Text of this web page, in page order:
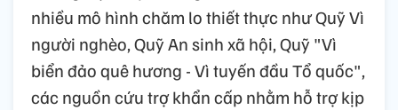
nhiều mô hình chăm lo thiết thực như Quỹ Vì
người nghèo, Quỹ An sinh xã hội, Quỹ "Vì
biển đảo quê hương - Vì tuyến đầu Tổ quốc",
các nguồn cứu trợ khẩn cấp nhằm hỗ trợ kịp